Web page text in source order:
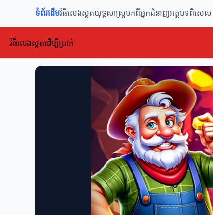
ទំព័រដើមវិធីលេងស្លតយុទ្ធសាស្ត្រមកពីអ្នកជំនាញអត្ថបទពិសេស
វិធីលេងស្លតដើម្បីប្រាក់